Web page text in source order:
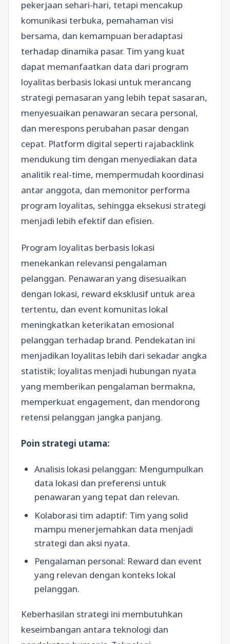
pekerjaan sehari-hari, tetapi mencakup
komunikasi terbuka, pemahaman visi
bersama, dan kemampuan beradaptasi
terhadap dinamika pasar. Tim yang kuat
dapat memanfaatkan data dari program
loyalitas berbasis lokasi untuk merancang
strategi pemasaran yang lebih tepat sasaran,
menyesuaikan penawaran secara personal,
dan merespons perubahan pasar dengan
cepat. Platform digital seperti rajabacklink
mendukung tim dengan menyediakan data
analitik real-time, mempermudah koordinasi
antar anggota, dan memonitor performa
program loyalitas, sehingga eksekusi strategi
menjadi lebih efektif dan efisien.
Program loyalitas berbasis lokasi
menekankan relevansi pengalaman
pelanggan. Penawaran yang disesuaikan
dengan lokasi, reward eksklusif untuk area
tertentu, dan event komunitas lokal
meningkatkan keterikatan emosional
pelanggan terhadap brand. Pendekatan ini
menjadikan loyalitas lebih dari sekadar angka
statistik; loyalitas menjadi hubungan nyata
yang memberikan pengalaman bermakna,
memperkuat engagement, dan mendorong
retensi pelanggan jangka panjang.
Poin strategi utama:
Analisis lokasi pelanggan: Mengumpulkan
data lokasi dan preferensi untuk
penawaran yang tepat dan relevan.
Kolaborasi tim adaptif: Tim yang solid
mampu menerjemahkan data menjadi
strategi dan aksi nyata.
Pengalaman personal: Reward dan event
yang relevan dengan konteks lokal
pelanggan.
Keberhasilan strategi ini membutuhkan
keseimbangan antara teknologi dan